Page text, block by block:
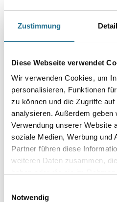
Zustimmung
Diese Webseite verwendet
Wir verwenden Cookies, um
personalisieren, Funktionen
zu können und die Zugriffe
analysieren. Außerdem
Verwendung unserer Website
soziale Medien, Werbung und
Partner führen diese
weiteren Daten zusammen,
Notwendig
Farbtonbezeichnung
Glanzgrad
Gebinde
Umrechnungsfaktoren